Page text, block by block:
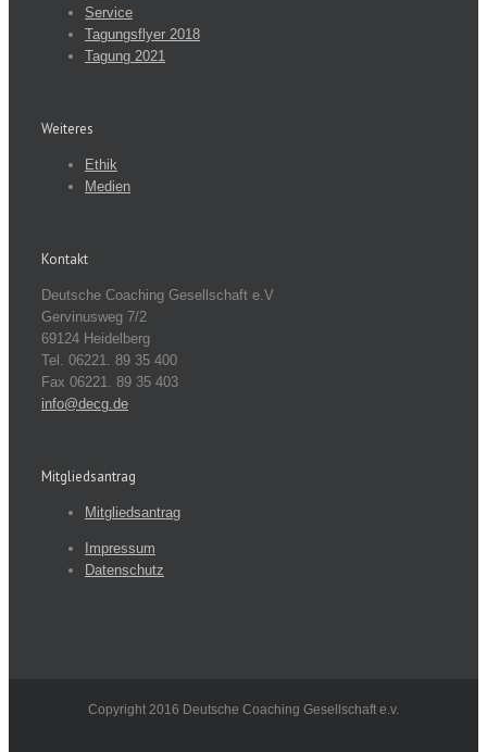
Service
Tagungsflyer 2018
Tagung 2021
Weiteres
Ethik
Medien
Kontakt
Deutsche Coaching Gesellschaft e.V
Gervinusweg 7/2
69124 Heidelberg
Tel. 06221. 89 35 400
Fax 06221. 89 35 403
info@decg.de
Mitgliedsantrag
Mitgliedsantrag
Impressum
Datenschutz
Copyright 2016 Deutsche Coaching Gesellschaft e.v.